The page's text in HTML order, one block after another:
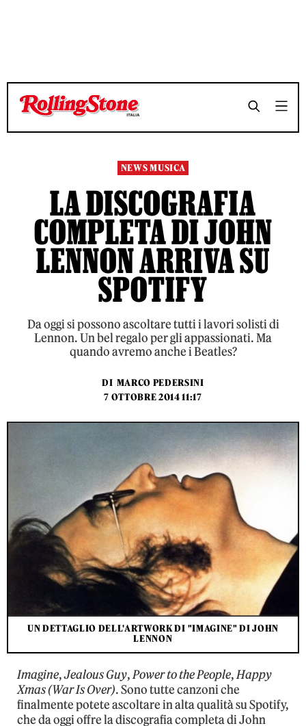
TEMPO DI LETTURA 3 MINUTI SHARE
TEMPO DI LETTURA 3 MINUTI SHARE
NEWS MUSICA
LA DISCOGRAFIA
COMPLETA DI JOHN
LENNON ARRIVA SU
SPOTIFY
Da oggi si possono ascoltare tutti i lavori solisti di
Lennon. Un bel regalo per gli appassionati. Ma
quando avremo anche i Beatles?
DI MARCO PEDERSINI
7 OTTOBRE 2014 11:17
UN DETTAGLIO DELL'ARTWORK DI "IMAGINE" DI JOHN
LENNON
Imagine,Jealous Guy,Power to the People,Happy
Xmas (War Is Over). Sono tutte canzoni che
finalmente potete ascoltare in alta qualità su Spotify,
che da oggi offre la discografia completa di John